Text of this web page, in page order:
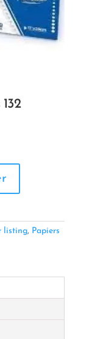
listing, Papiers